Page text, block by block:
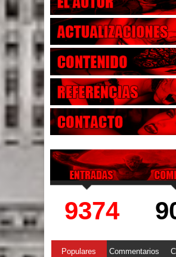
9374
Populares Commentarios